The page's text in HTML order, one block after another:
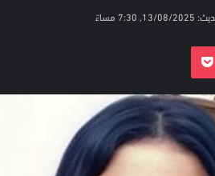
7:30 مساءً
بوكيت